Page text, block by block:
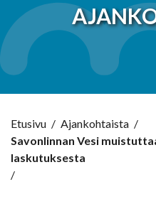
Etusivu / Ajankohtaista /
Savonlinnan Vesi
laskutuksesta
/